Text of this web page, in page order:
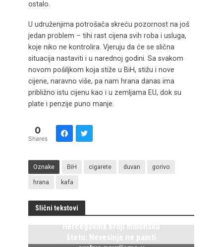
ostalo.
U udruženjima potrošača skreću pozornost na još
jedan problem – tihi rast cijena svih roba i usluga,
koje niko ne kontrolira. Vjeruju da će se slična
situacija nastaviti i u narednoj godini. Sa svakom
novom pošiljkom koja stiže u BiH, stižu i nove
cijene, naravno više, pa nam hrana danas ima
približno istu cijenu kao i u zemljama EU, dok su
plate i penzije puno manje.
0
Shares
Oznake BiH cigarete duvan gorivo
hrana kafa
Slični tekstovi
Hercegovina broji milionsku
štetu: Nevesinje ne pamti